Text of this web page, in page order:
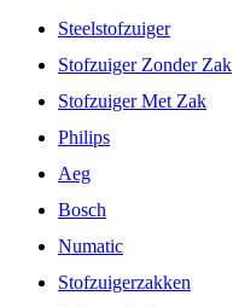
Steelstofzuiger
Stofzuiger Zonder Zak
Stofzuiger Met Zak
Philips
Aeg
Bosch
Numatic
Stofzuigerzakken